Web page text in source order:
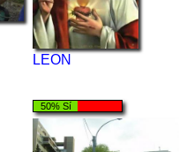
LEON
50% Sí